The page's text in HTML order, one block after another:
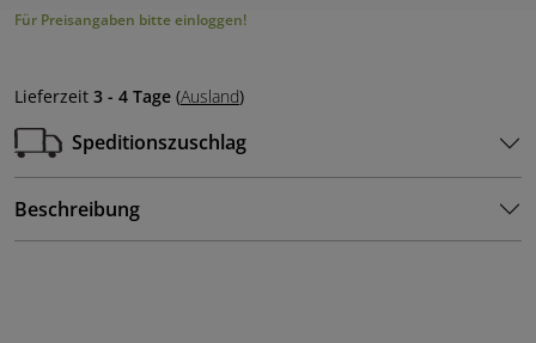
Für Preisangaben bitte einloggen!
Lieferzeit 3 - 4 Tage (Ausland)
Speditionszuschlag
Beschreibung